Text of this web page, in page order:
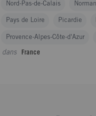
Nord-Pas-de-Calais
Pays de Loire Picardie
Provence-Alpes-Côte-d'Azur
dans France